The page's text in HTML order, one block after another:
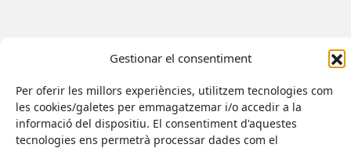
Gestionar el consentiment
Per oferir les millors experiències, utilitzem tecnologies com
les cookies/galetes per emmagatzemar i/o accedir a la
informació del dispositiu. El consentiment d'aquestes
tecnologies ens permetrà processar dades com el